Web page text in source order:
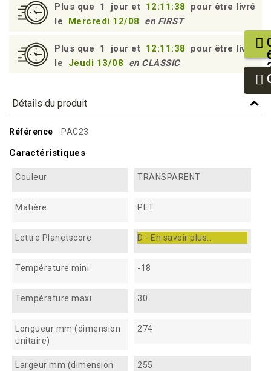
Plus que 1 jour et 12:11:37
pour être livré
le
Mercredi 12/08 en FIRST
Plus que 1 jour et 12:11:37
pour être livré
le
Jeudi 13/08 en CLASSIC
Détails du produit
Référence PAC23
Caractéristiques
Couleur TRANSPARENT
Matière PET
Lettre Planetscore D - En savoir plus...
Température mini -18
Température maxi 30
Longueur mm (dimension
unitaire)
274
Largeur mm (dimension
255